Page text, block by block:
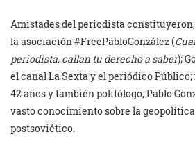
Amistades del periodista
la asociación #FreePabloGonzález (
periodista, callan tu derecho a saber);
el canal La Sexta y el periódico
42 años y también politólogo, Pablo
vasto conocimiento sobre la
postsoviético.